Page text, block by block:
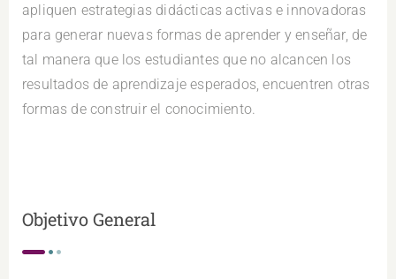
apliquen estrategias didácticas activas e innovadoras
para generar nuevas formas de aprender y enseñar, de
tal manera que los estudiantes que no alcancen los
resultados de aprendizaje esperados, encuentren otras
formas de construir el conocimiento.
Objetivo General